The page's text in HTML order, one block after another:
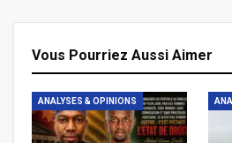
Vous Pourriez Aussi Aimer
ANALYSES & OPINIONS